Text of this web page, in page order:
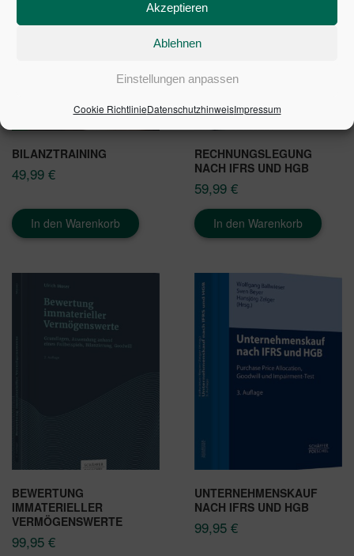
Akzeptieren
Ablehnen
Einstellungen anpassen
Cookie RichtlinieDatenschutzhinweisImpressum
BILANZTRAINING
49,99 €
In den Warenkorb
RECHNUNGSLEGUNG
NACH IFRS UND HGB
59,99 €
In den Warenkorb
BEWERTUNG
IMMATERIELLER
VERMÖGENSWERTE
99,95 €
UNTERNEHMENSKAUF
NACH IFRS UND HGB
99,95 €